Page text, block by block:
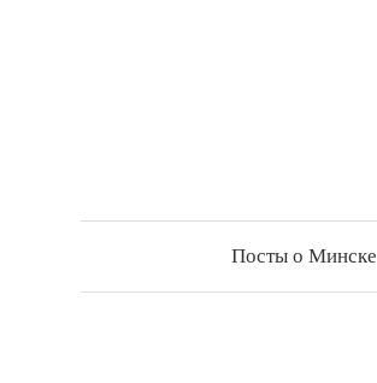
Посты о Минске